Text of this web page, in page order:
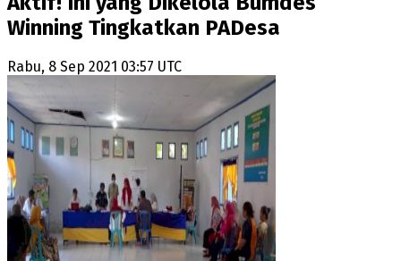
Winning Tingkatkan PADesa
Rabu, 8 Sep 2021 03:57 UTC